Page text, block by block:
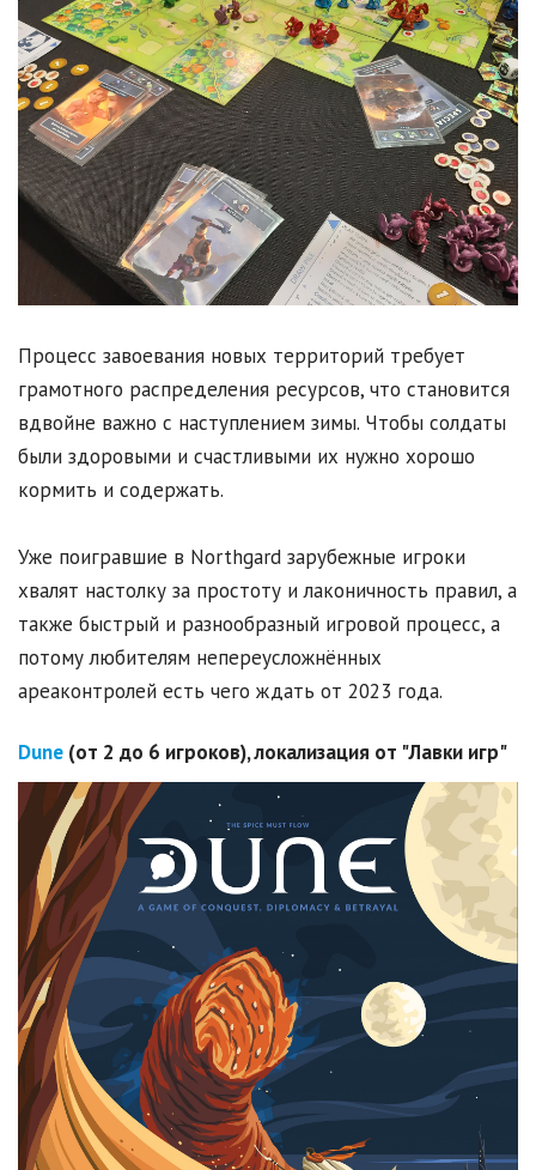
Процесс завоевания новых территорий требует
грамотного распределения ресурсов, что становится
вдвойне важно с наступлением зимы. Чтобы солдаты
были здоровыми и счастливыми их нужно хорошо
кормить и содержать.
Уже поигравшие в Northgard зарубежные игроки
хвалят настолку за простоту и лаконичность правил, а
также быстрый и разнообразный игровой процесс, а
потому любителям непереусложнённых
ареаконтролей есть чего ждать от 2023 года.
Dune (от 2 до 6 игроков), локализация от "Лавки игр"